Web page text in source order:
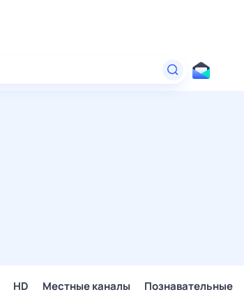
HD Местные каналы Познавательные